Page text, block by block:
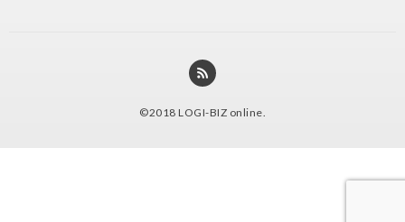
©2018 LOGI-BIZ online